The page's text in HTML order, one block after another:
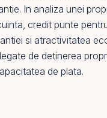
In analiza unei
, credit punte
si atractivitatea
de detinerea
de plata.